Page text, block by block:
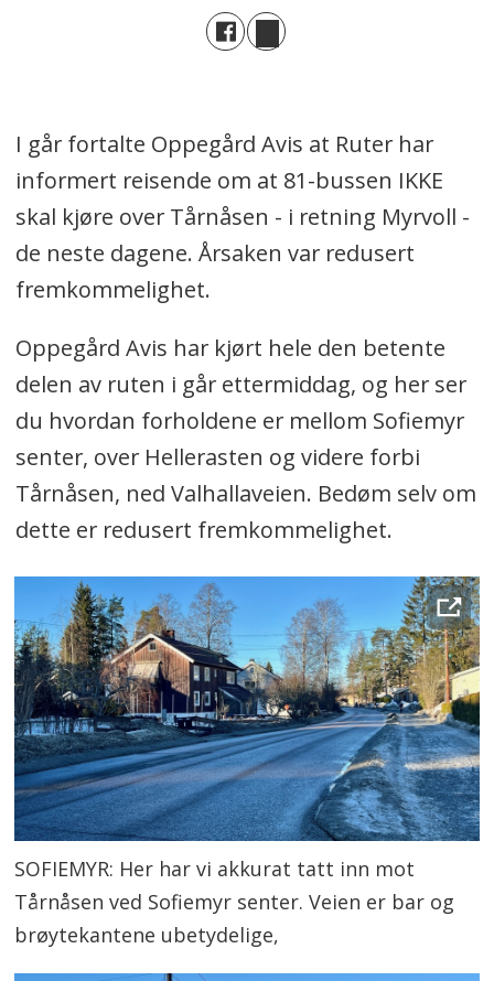
I går fortalte Oppegård Avis at Ruter har
informert reisende om at 81-bussen IKKE
skal kjøre over Tårnåsen - i retning Myrvoll -
de neste dagene. Årsaken var redusert
fremkommelighet.
Oppegård Avis har kjørt hele den betente
delen av ruten i går ettermiddag, og her ser
du hvordan forholdene er mellom Sofiemyr
senter, over Hellerasten og videre forbi
Tårnåsen, ned Valhallaveien. Bedøm selv om
dette er redusert fremkommelighet.
SOFIEMYR: Her har vi akkurat tatt inn mot
Tårnåsen ved Sofiemyr senter. Veien er bar og
brøytekantene ubetydelige,